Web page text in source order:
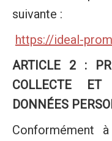
suivante :
https://ideal-
ARTICLE 2 :
COLLECTE
DONNÉES
Conformément